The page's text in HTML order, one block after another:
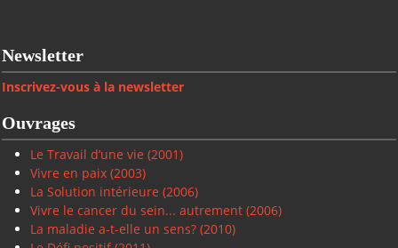
Newsletter
Inscrivez-vous à la newsletter
Ouvrages
Le Travail d’une vie (2001)
Vivre en paix (2003)
La Solution intérieure (2006)
Vivre le cancer du sein... autrement (2006)
La maladie a-t-elle un sens? (2010)